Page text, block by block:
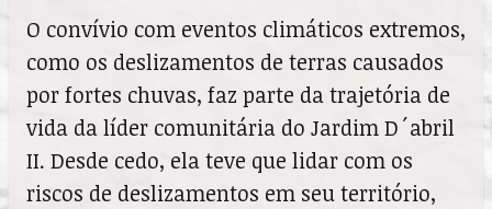
O convívio com eventos climáticos extremos,
como os deslizamentos de terras causados
por fortes chuvas, faz parte da trajetória de
vida da líder comunitária do Jardim D´abril
II. Desde cedo, ela teve que lidar com os
riscos de deslizamentos em seu território,